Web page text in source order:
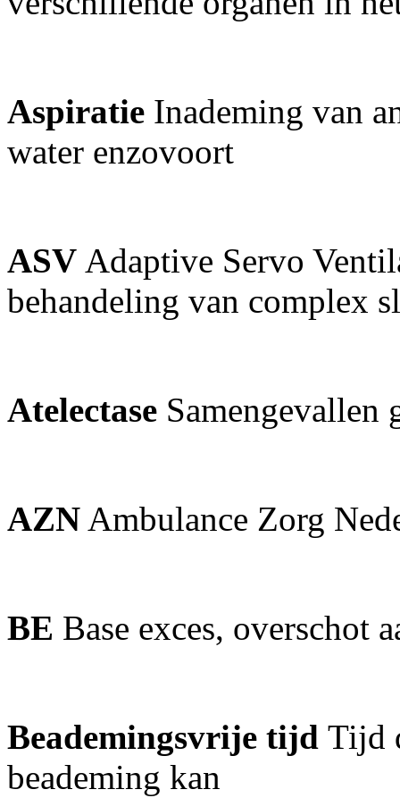
Aspiratie Inademing van
water enzovoort
ASV Adaptive Servo
behandeling van complex
Atelectase Samengevallen
AZN Ambulance Zorg
BE Base exces, overschot
Beademingsvrije tijd Tijd
beademing kan